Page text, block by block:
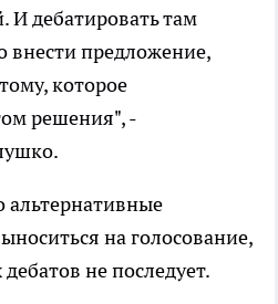
И дебатировать там
внести предложение,
которое
решения", -
альтернативные
на голосование,
не последует.